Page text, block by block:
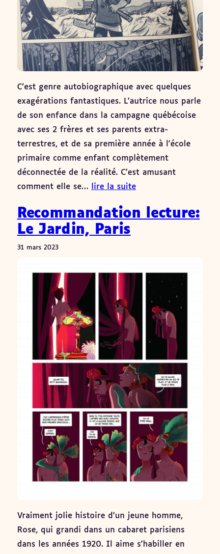
C’est genre autobiographique avec quelques
exagérations fantastiques. L’autrice nous parle
de son enfance dans la campagne québécoise
avec ses 2 frères et ses parents extra-
terrestres, et de sa première année à l’école
primaire comme enfant complètement
déconnectée de la réalité. C’est amusant
comment elle se…
lire la suite
Recommandation lecture:
Le Jardin, Paris
31 mars 2023
Vraiment jolie histoire d’un jeune homme,
Rose, qui grandi dans un cabaret parisiens
dans les années 1920. Il aime s’habiller en